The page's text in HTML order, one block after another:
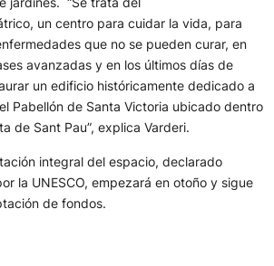
un centro para cuidar la vida, para
que no se pueden curar, en
avanzadas y en los últimos días de
un edificio históricamente dedicado a
Pabellón de Santa Victoria ubicado dentro
de Sant Pau”, explica Varderi.
integral del espacio, declarado
la UNESCO, empezará en otoño y sigue
de fondos.